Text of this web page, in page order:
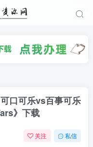
口可乐vs百事可乐
》下载
关注 私信